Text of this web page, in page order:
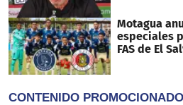
Motagua
especiales
FAS de El